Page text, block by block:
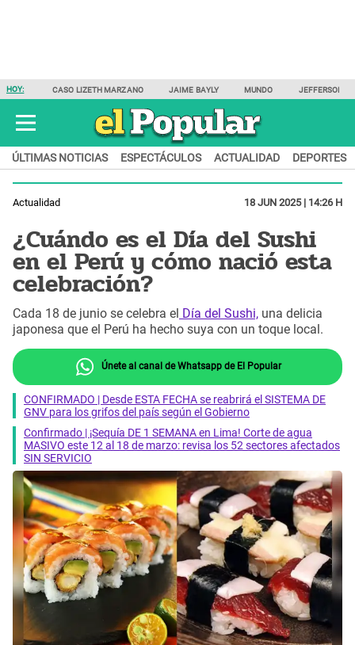
HOY: CASO LIZETH MARZANO JAIME BAYLY MUNDO JEFFERSON
ÚLTIMAS NOTICIAS ESPECTÁCULOS ACTUALIDAD DEPORTES
Actualidad 18 JUN 2025 | 14:26 H
¿Cuándo es el Día del Sushi
en el Perú y cómo nació esta
celebración?
Cada 18 de junio se celebra el Día del Sushi, una delicia
japonesa que el Perú ha hecho suya con un toque local.
Únete al canal de Whatsapp de El Popular
CONFIRMADO | Desde ESTA FECHA se reabrirá el SISTEMA DE
GNV para los grifos del país según el Gobierno
Confirmado | ¡Sequía DE 1 SEMANA en Lima! Corte de agua
MASIVO este 12 al 18 de marzo: revisa los 52 sectores afectados
SIN SERVICIO